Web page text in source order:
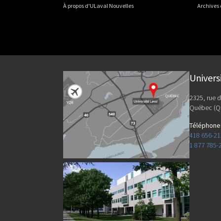
À propos d'ULaval Nouvelles Archives
2325, rue
Québec
Téléphone
418 656-
1 877 785-